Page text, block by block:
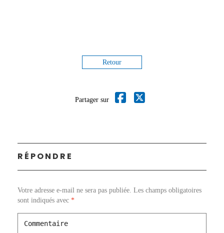
Retour
Partager sur
RÉPONDRE
Votre adresse e-mail ne sera pas publiée. Les champs obligatoires
sont indiqués avec *